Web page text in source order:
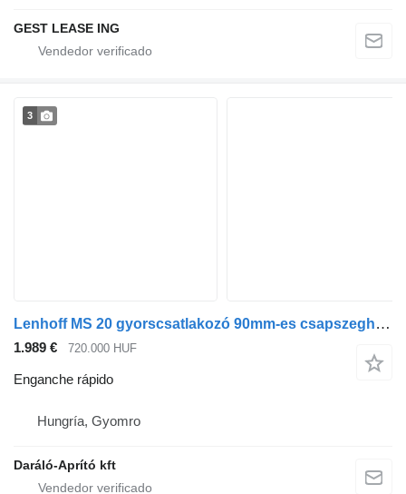
GEST LEASE ING
3
Lenhoff MS 20 gyorscsatlakozó 90mm-es csapszeghez enganche rápido
1.989 € 720.000 HUF
Enganche rápido
Hungría, Gyomro
Daráló-Aprító kft